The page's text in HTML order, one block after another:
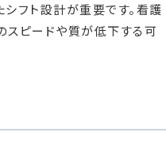
フト設計が重要です。看護
スピードや質が低下する可